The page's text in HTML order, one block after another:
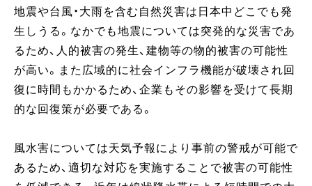
地震や台風・大雨を含む自然災害は日本中どこでも発
生しうる。なかでも地震については突発的な災害であ
るため、人的被害の発生、建物等の物的被害の可能性
が高い。また広域的に社会インフラ機能が破壊され回
復に時間もかかるため、企業もその影響を受けて長期
的な回復策が必要である。
風水害については天気予報により事前の警戒が可能で
あるため、適切な対応を実施することで被害の可能性